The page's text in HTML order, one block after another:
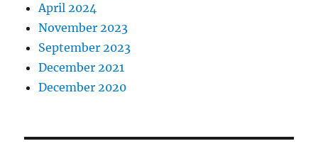
April 2024
November 2023
September 2023
December 2021
December 2020